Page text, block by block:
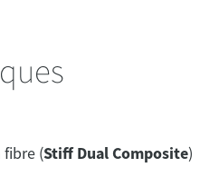
fibre (Stiff Dual Composite)